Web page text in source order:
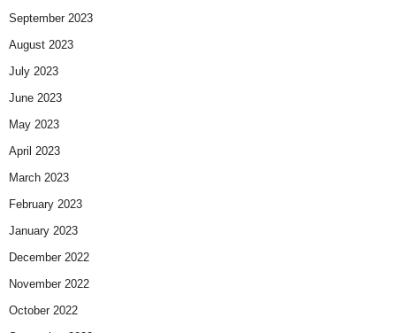
September 2023
August 2023
July 2023
June 2023
May 2023
April 2023
March 2023
February 2023
January 2023
December 2022
November 2022
October 2022